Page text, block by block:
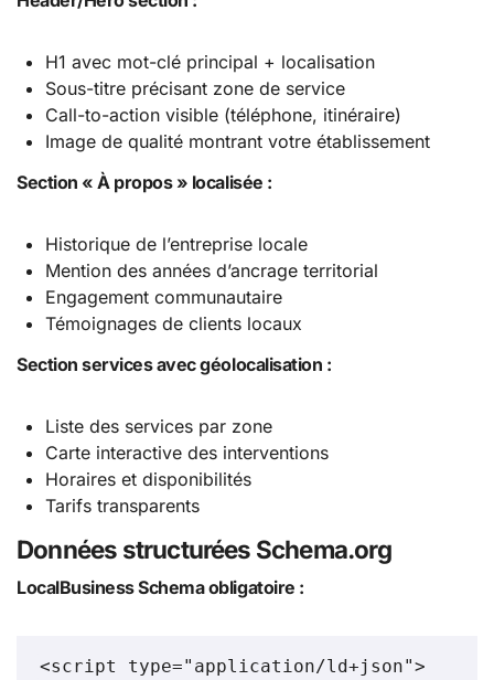
H1 avec mot-clé principal + localisation
Sous-titre précisant zone de service
Call-to-action visible (téléphone, itinéraire)
Image de qualité montrant votre établissement
Section « À propos » localisée :
Historique de l’entreprise locale
Mention des années d’ancrage territorial
Engagement communautaire
Témoignages de clients locaux
Section services avec géolocalisation :
Liste des services par zone
Carte interactive des interventions
Horaires et disponibilités
Tarifs transparents
Données structurées Schema.org
LocalBusiness Schema obligatoire :
<script type="application/ld+json">